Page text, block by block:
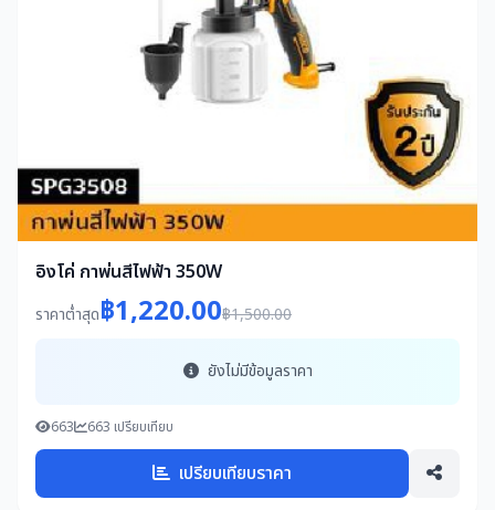
อิงโค่ กาพ่นสีไฟฟ้า 350W
ราคาต่ำสุด฿1,220.00฿1,500.00
ยังไม่มีข้อมูลราคา
663 663 เปรียบเทียบ
เปรียบเทียบราคา